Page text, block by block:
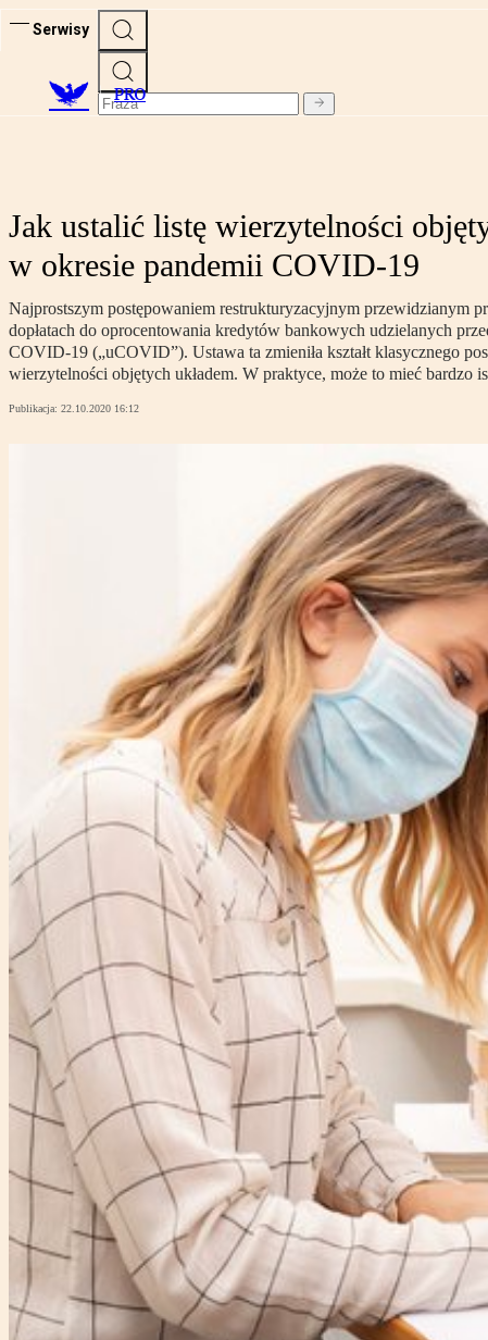
Serwisy
PRO
Jak ustalić listę wierzytelności
w okresie pandemii COVID-19
Najprostszym postępowaniem restrukturyzacyjnym przewidzianym
dopłatach do oprocentowania kredytów bankowych udzielanych
COVID-19 („uCOVID”). Ustawa ta zmieniła kształt klasycznego
wierzytelności objętych układem. W praktyce, może to mieć bardzo
Publikacja: 22.10.2020 16:12